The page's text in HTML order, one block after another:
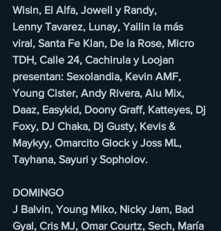
Wisin, El Alfa, Jowell y Randy,
Lenny Tavarez, Lunay, Yailin la más
viral, Santa Fe Klan, De la Rose, Micro
TDH, Calle 24, Cachirula y Loojan
presentan: Sexolandia, Kevin AMF,
Young Cister, Andy Rivera, Alu Mix,
Daaz, Easykid, Doony Graff, Katteyes, Dj
Foxy, DJ Chaka, Dj Gusty, Kevis &
Maykyy, Omarcito Glock y Joss ML,
Tayhana, Sayuri y Sopholov.
DOMINGO
J Balvin, Young Miko, Nicky Jam, Bad
Gyal, Cris MJ, Omar Courtz, Sech, María